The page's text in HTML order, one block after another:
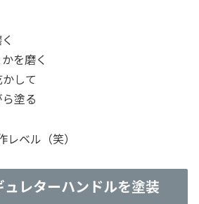
を磨く
して
塗る
ベル（笑）
レターハンドルを塗装